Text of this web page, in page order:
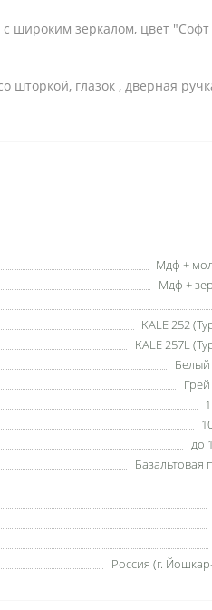
широким зеркалом, цвет "Софт
шторкой, глазок , дверная
Мдф +
Мдф +
KALE 252
KALE 257L
до
Базальтовая
Россия (г.